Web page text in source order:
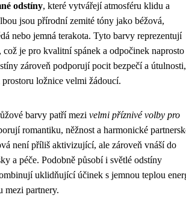
odstíny, které vytvářejí atmosféru klidu a
jsou přírodní zemité tóny jako béžová,
nebo jemná terakota. Tyto barvy reprezentují
což je pro kvalitní spánek a odpočinek naprosto
zároveň podporují pocit bezpečí a útulnosti,
ložnice velmi žádoucí.
barvy patří mezi velmi příznivé volby pro
romantiku, něžnost a harmonické
není příliš aktivizující, ale zároveň vnáší do
a péče. Podobně působí i světlé odstíny
uklidňující účinek s jemnou teplou
mezi partnery.